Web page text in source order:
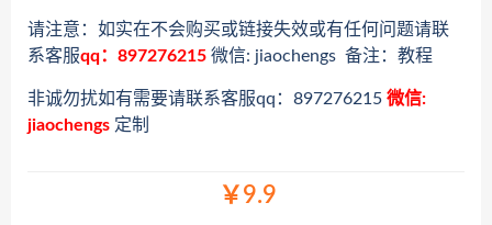
请注意：如实在不会购买或链接失效或有任何问题请联
系客服qq：897276215 微信: jiaochengs 备注：教程
非诚勿扰如有需要请联系客服qq：897276215 微信:
jiaochengs 定制
￥9.9